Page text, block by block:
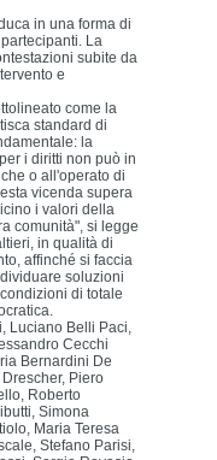
in una forma di
La
subite da
e
come la
standard di
la
i diritti non può in
o all'operato di
vicenda supera
i valori della
comunità", si legge
in qualità di
affinché si faccia
soluzioni
di totale
Luciano Belli Paci,
Cecchi
Bernardini De
Piero
Roberto
Simona
Maria Teresa
Stefano Parisi,